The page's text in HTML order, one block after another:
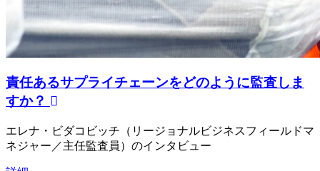
責任あるサプライチェーンをどのように監査しま
すか？
エレナ・ビダコビッチ（リージョナルビジネスフィールドマ
ネジャー／主任監査員）のインタビュー